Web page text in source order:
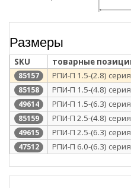
Размеры
SKU товарные
85157 РПИ-П 1.5-(2.8)
85158 РПИ-П 1.5-(4.8)
49614 РПИ-П 1.5-(6.3)
85159 РПИ-П 2.5-(4.8)
49615 РПИ-П 2.5-(6.3)
47512 РПИ-П 6.0-(6.3)